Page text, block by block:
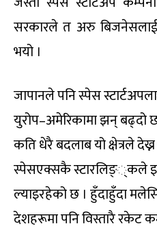
सरकारले त अरु बिजनेसलाई
भयो ।
जापानले पनि स्पेस
युरोप–अमेरिकामा झन्
कति धेरै बदलाब यो क्षेत्रले
स्पेसएक्सकै स्टारलिङ््कले
ल्याइरहेको छ । हुँदाहुँदा
देशहरूमा पनि विस्तारै रकेट